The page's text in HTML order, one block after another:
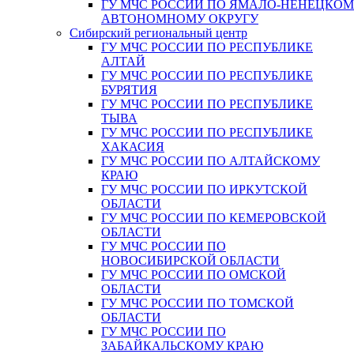
ГУ МЧС РОССИИ ПО ЯМАЛО-
АВТОНОМНОМУ ОКРУГУ
Сибирский региональный центр
ГУ МЧС РОССИИ ПО РЕСПУБЛИКЕ
АЛТАЙ
ГУ МЧС РОССИИ ПО РЕСПУБЛИКЕ
БУРЯТИЯ
ГУ МЧС РОССИИ ПО РЕСПУБЛИКЕ
ТЫВА
ГУ МЧС РОССИИ ПО РЕСПУБЛИКЕ
ХАКАСИЯ
ГУ МЧС РОССИИ ПО АЛТАЙСКОМУ
КРАЮ
ГУ МЧС РОССИИ ПО ИРКУТСКОЙ
ОБЛАСТИ
ГУ МЧС РОССИИ ПО КЕМЕРОВСКОЙ
ОБЛАСТИ
ГУ МЧС РОССИИ ПО
НОВОСИБИРСКОЙ ОБЛАСТИ
ГУ МЧС РОССИИ ПО ОМСКОЙ
ОБЛАСТИ
ГУ МЧС РОССИИ ПО ТОМСКОЙ
ОБЛАСТИ
ГУ МЧС РОССИИ ПО
ЗАБАЙКАЛЬСКОМУ КРАЮ